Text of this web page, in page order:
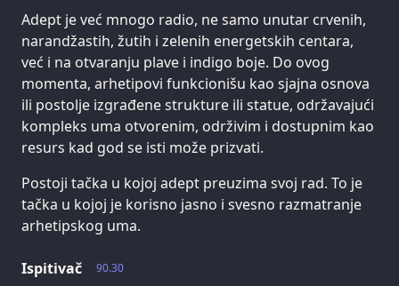
Adept je već mnogo radio, ne samo unutar crvenih,
narandžastih, žutih i zelenih energetskih centara,
već i na otvaranju plave i indigo boje. Do ovog
momenta, arhetipovi funkcionišu kao sjajna osnova
ili postolje izgrađene strukture ili statue, održavajući
kompleks uma otvorenim, održivim i dostupnim kao
resurs kad god se isti može prizvati.
Postoji tačka u kojoj adept preuzima svoj rad. To je
tačka u kojoj je korisno jasno i svesno razmatranje
arhetipskog uma.
90.30
Ispitivač